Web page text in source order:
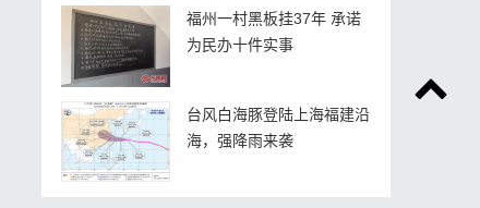
福州一村黑板挂37年 承诺
为民办十件实事
台风白海豚登陆上海福建沿
海，强降雨来袭